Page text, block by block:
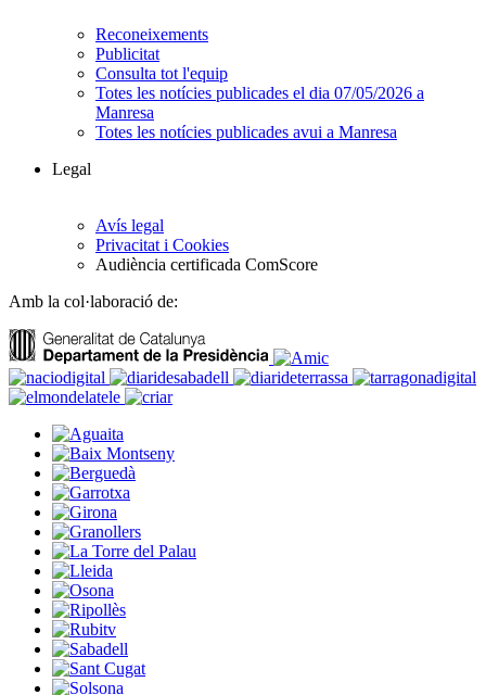
Reconeixements
Publicitat
Consulta tot l'equip
Totes les notícies publicades el dia 07/05/2026 a
Manresa
Totes les notícies publicades avui a Manresa
Legal
Avís legal
Privacitat i Cookies
Audiència certificada ComScore
Amb la col·laboració de: